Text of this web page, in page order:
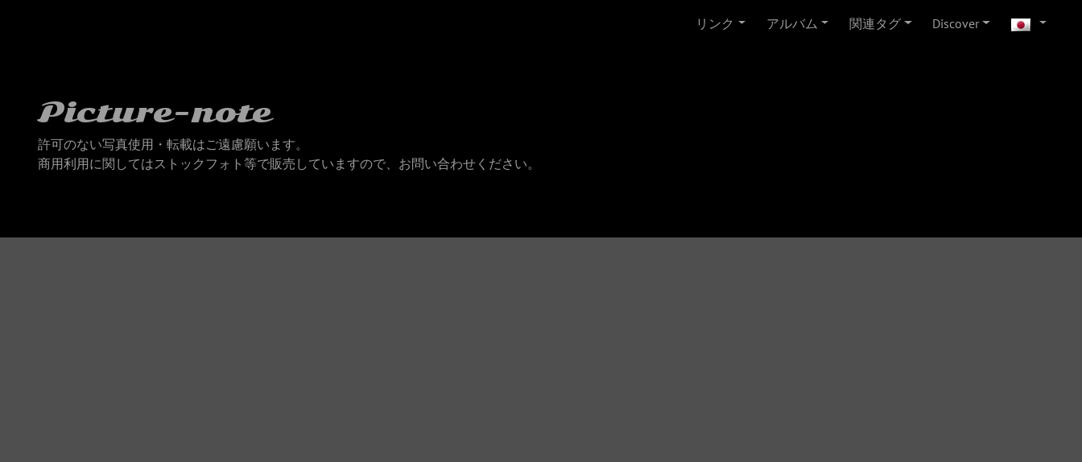
リンク アルバム 関連タグ Discover
Picture-note
許可のない写真使用・転載はご遠慮願います。
商用利用に関してはストックフォト等で販売していますので、お問い合わせください。